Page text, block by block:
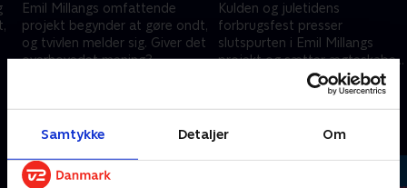
Samtykke Detaljer Om
Emil Millangs omfattende
projekt begynder at gøre ondt,
og tvivlen melder sig. Giver det
overhovedet mening?
Kulden og juletidens
forbrugsfest presser
slutspurten i Emil Millangs
projekt og sætter ægteskabet
på prøve. Når han sit mål?
26. maj 2026 • 31 min
Andre så også